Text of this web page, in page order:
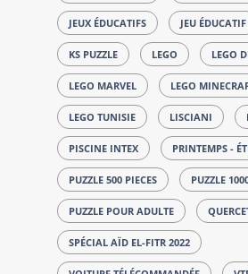
JEUX ÉDUCATIFS JEU ÉDUCATIF
KS PUZZLE LEGO LEGO
LEGO MARVEL LEGO
LEGO TUNISIE LISCIANI
PISCINE INTEX PRINTEMPS -
PUZZLE 500 PIECES PUZZLE
PUZZLE POUR ADULTE
SPÉCIAL AÏD EL-FITR 2022